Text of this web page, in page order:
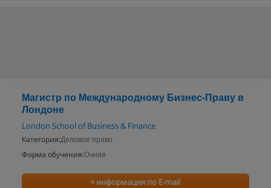
Магистр по Международному Бизнес-Праву в
Лондоне
London School of Business & Finance
Категория:Деловое право
Форма обучения:Очная
+ информация по E-mail